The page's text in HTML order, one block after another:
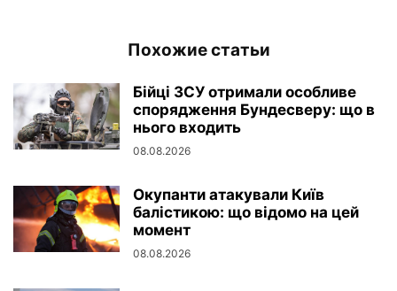
Похожие статьи
Бійці ЗСУ отримали особливе
спорядження Бундесверу: що в
нього входить
08.08.2026
Окупанти атакували Київ
балістикою: що відомо на цей
момент
08.08.2026